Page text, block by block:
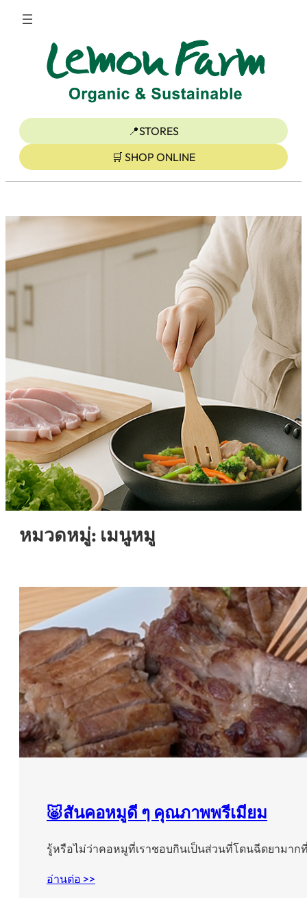
ข้าม
📍STORES
🛒 SHOP ONLINE
หมวดหมู่: เมนูหมู
🐷สันคอหมูดี ๆ คุณภาพพรีเมียม
รู้หรือไม่ว่าคอหมูที่เราชอบกินเป็นส่วนที่โดนฉีดยามาก
อ่านต่อ >>